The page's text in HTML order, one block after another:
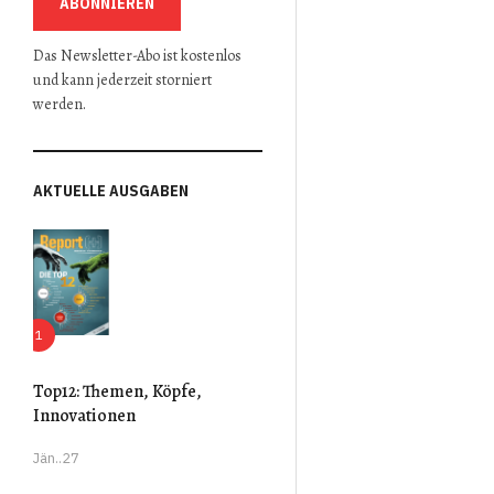
Das Newsletter-Abo ist kostenlos
und kann jederzeit storniert
werden.
AKTUELLE AUSGABEN
Top12: Themen, Köpfe,
Innovationen
Jän..27